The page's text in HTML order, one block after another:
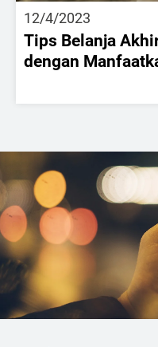
12/4/2023
Tips Belanja
dengan